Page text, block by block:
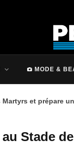
MODE &
et prépare
Stade